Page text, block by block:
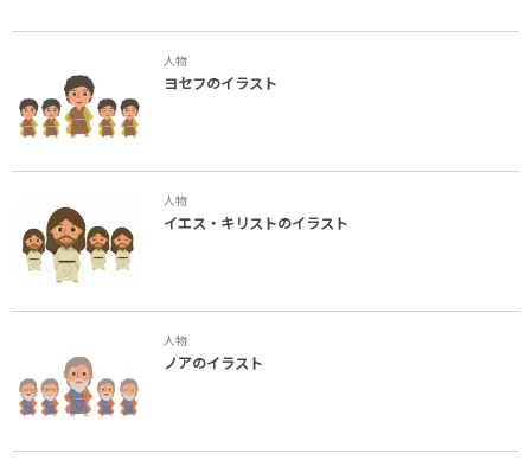
人物
ヨセフのイラスト
人物
イエス・キリストのイラスト
人物
ノアのイラスト